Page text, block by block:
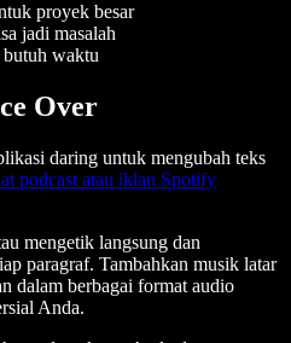
proyek besar
jadi masalah
butuh waktu
Over
daring untuk mengubah teks
podcast atau iklan Spotify
mengetik langsung dan
paragraf. Tambahkan musik latar
dalam berbagai format audio
Anda.